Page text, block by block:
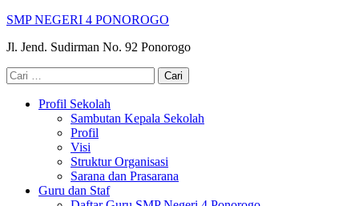
Lompat
konten
Enter)
SMP NEGERI 4 PONOROGO
Jl. Jend. Sudirman No. 92 Ponorogo
Cari
untuk:
Profil Sekolah
Sambutan Kepala Sekolah
Profil
Visi
Struktur Organisasi
Sarana dan Prasarana
Guru dan Staf